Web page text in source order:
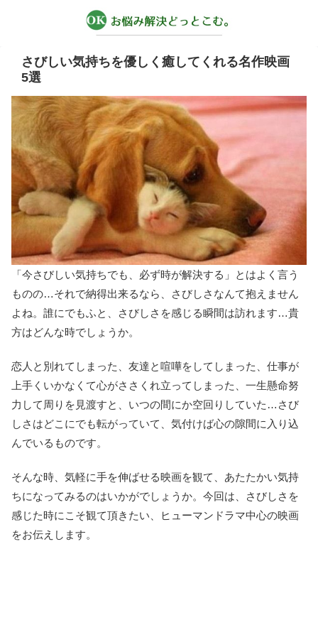
さびしい気持ちを優しく癒してくれる名作映画
5選
「今さびしい気持ちでも、必ず時が解決する」とはよく言う
ものの…それで納得出来るなら、さびしさなんて抱えません
よね。誰にでもふと、さびしさを感じる瞬間は訪れます…貴
方はどんな時でしょうか。
恋人と別れてしまった、友達と喧嘩をしてしまった、仕事が
上手くいかなくて心がささくれ立ってしまった、一生懸命努
力して周りを見渡すと、いつの間にか空回りしていた…さび
しさはどこにでも転がっていて、気付けば心の隙間に入り込
んでいるものです。
そんな時、気軽に手を伸ばせる映画を観て、あたたかい気持
ちになってみるのはいかがでしょうか。今回は、さびしさを
感じた時にこそ観て頂きたい、ヒューマンドラマ中心の映画
をお伝えします。